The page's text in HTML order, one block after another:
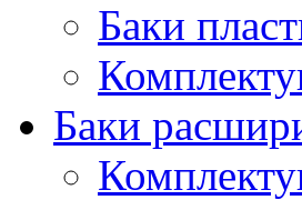
Баки
Баки